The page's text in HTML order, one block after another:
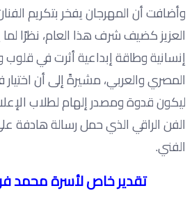
وأضافت أن المهرجان يفخر بتكريم
العزيز كضيف شرف هذا العام، نظرًا
إنسانية وطاقة إبداعية أثرت في
المصري والعربي، مشيرةً إلى أن اختيار
ليكون قدوة ومصدر إلهام لطلاب
الفن الراقي الذي حمل رسالة هادفة
الفني.
تقدير خاص لأسرة محمد